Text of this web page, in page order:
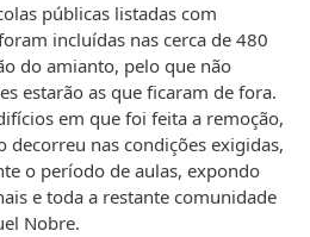
públicas listadas com
incluídas nas cerca de 480
do amianto, pelo que não
estarão as que ficaram de fora.
em que foi feita a remoção,
decorreu nas condições exigidas,
o período de aulas, expondo
e toda a restante comunidade
Nobre.